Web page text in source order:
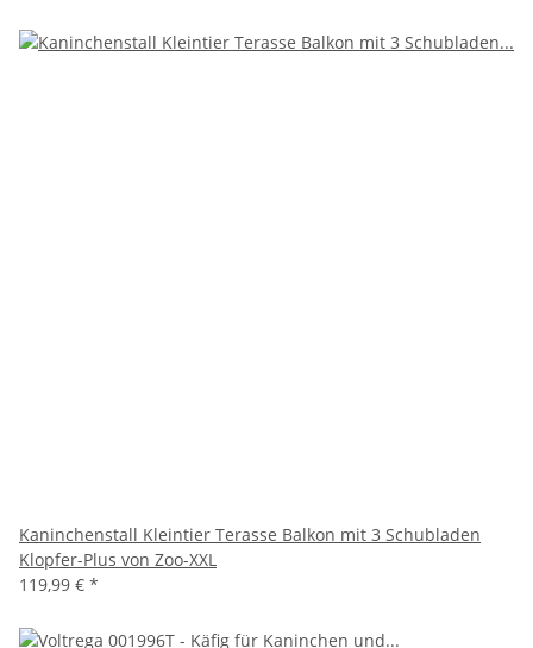
Kaninchenstall Kleintier Terasse Balkon mit 3 Schubladen
Klopfer-Plus von Zoo-XXL
119,99 € *